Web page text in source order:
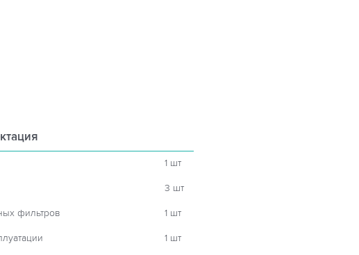
1 шт
3 шт
фильтров 1 шт
1 шт